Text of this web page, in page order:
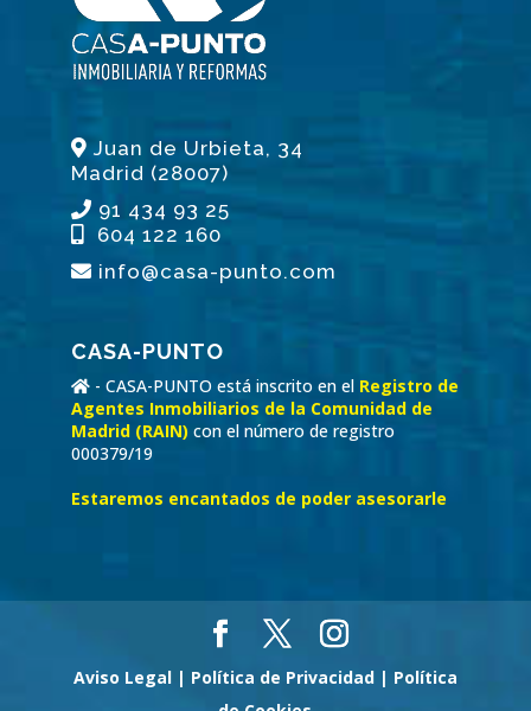
Juan de Urbieta, 34
Madrid (28007)
91 434 93 25
604 122 160
info@casa-punto.com
CASA-PUNTO
- CASA-PUNTO está inscrito en el Registro de
Agentes Inmobiliarios de la Comunidad de
Madrid (RAIN) con el número de registro
000379/19
Estaremos encantados de poder asesorarle
Aviso Legal | Política de Privacidad | Política